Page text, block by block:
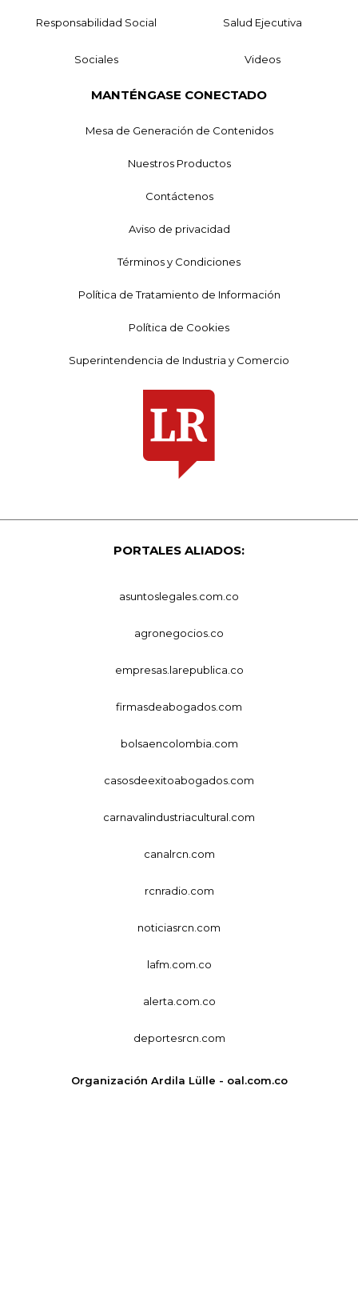
Responsabilidad Social Salud Ejecutiva
Sociales Videos
MANTÉNGASE CONECTADO
Mesa de Generación de Contenidos
Nuestros Productos
Contáctenos
Aviso de privacidad
Términos y Condiciones
Política de Tratamiento de Información
Política de Cookies
Superintendencia de Industria y Comercio
PORTALES ALIADOS:
asuntoslegales.com.co
agronegocios.co
empresas.larepublica.co
firmasdeabogados.com
bolsaencolombia.com
casosdeexitoabogados.com
carnavalindustriacultural.com
canalrcn.com
rcnradio.com
noticiasrcn.com
lafm.com.co
alerta.com.co
deportesrcn.com
Organización Ardila Lülle - oal.com.co